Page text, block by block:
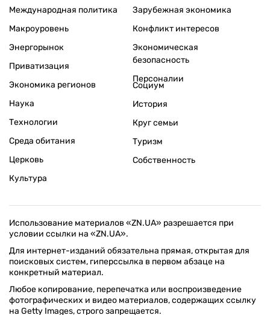
Международная политика
Макроуровень
Энергорынок
Приватизация
Экономика регионов
Зарубежная экономика
Конфликт интересов
Экономическая
безопасность
Персоналии
Наука
Технологии
Среда обитания
Церковь
Культура
Социум
История
Круг семьи
Туризм
Собственность
Использование материалов «ZN.UA» разрешается при
условии ссылки на «ZN.UA».
Для интернет-изданий обязательна прямая, открытая для
поисковых систем, гиперссылка в первом абзаце на
конкретный материал.
Любое копирование, перепечатка или воспроизведение
фотографических и видео материалов, содержащих ссылку
на Getty Images, строго запрещается.